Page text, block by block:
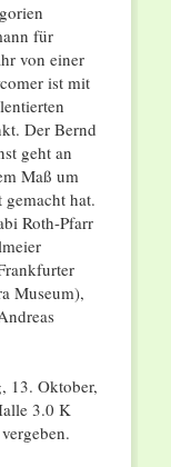
für
von einer
ist mit
Der Bernd
geht an
Maß um
hat.
Roth-Pfarr
Museum),
13. Oktober,
3.0 K